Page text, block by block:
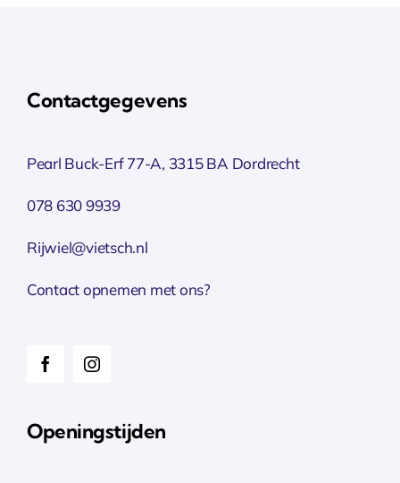
Contactgegevens
Pearl Buck-Erf 77-A, 3315 BA Dordrecht
078 630 9939
Rijwiel@vietsch.nl
Contact opnemen met ons?
Openingstijden